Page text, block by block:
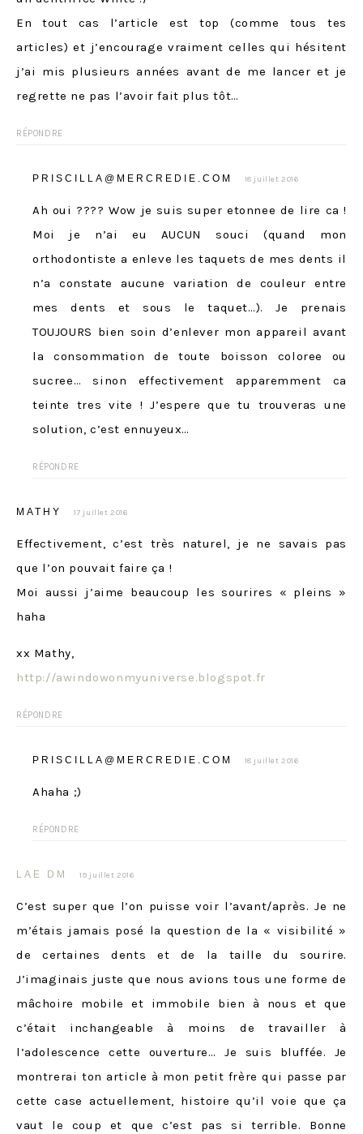
En tout cas l’article est top (comme tous tes
articles) et j’encourage vraiment celles qui hésitent
j’ai mis plusieurs années avant de me lancer et je
regrette ne pas l’avoir fait plus tôt…
RÉPONDRE
PRISCILLA@MERCREDIE.COM 18 juillet 2016
Ah oui ???? Wow je suis super etonnee de lire ca !
Moi je n’ai eu AUCUN souci (quand mon
orthodontiste a enleve les taquets de mes dents il
n’a constate aucune variation de couleur entre
mes dents et sous le taquet…). Je prenais
TOUJOURS bien soin d’enlever mon appareil avant
la consommation de toute boisson coloree ou
sucree… sinon effectivement apparemment ca
teinte tres vite ! J’espere que tu trouveras une
solution, c’est ennuyeux…
RÉPONDRE
MATHY 17 juillet 2016
Effectivement, c’est très naturel, je ne savais pas
que l’on pouvait faire ça !
Moi aussi j’aime beaucoup les sourires « pleins »
haha
xx Mathy,
http://awindowonmyuniverse.blogspot.fr
RÉPONDRE
PRISCILLA@MERCREDIE.COM 18 juillet 2016
Ahaha ;)
RÉPONDRE
LAE DM 19 juillet 2016
C’est super que l’on puisse voir l’avant/après. Je ne
m’étais jamais posé la question de la « visibilité »
de certaines dents et de la taille du sourire.
J’imaginais juste que nous avions tous une forme de
mâchoire mobile et immobile bien à nous et que
c’était inchangeable à moins de travailler à
l’adolescence cette ouverture… Je suis bluffée. Je
montrerai ton article à mon petit frère qui passe par
cette case actuellement, histoire qu’il voie que ça
vaut le coup et que c’est pas si terrible. Bonne